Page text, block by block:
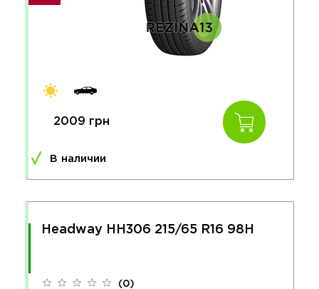
2009 грн
В наличии
Headway HH306 215/65 R16 98H
(0)